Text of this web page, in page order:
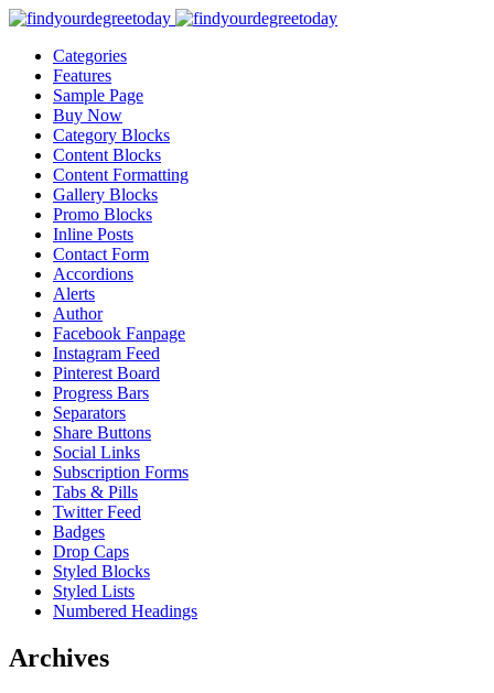
Categories
Features
Sample Page
Buy Now
Category Blocks
Content Blocks
Content Formatting
Gallery Blocks
Promo Blocks
Inline Posts
Contact Form
Accordions
Alerts
Author
Facebook Fanpage
Instagram Feed
Pinterest Board
Progress Bars
Separators
Share Buttons
Social Links
Subscription Forms
Tabs & Pills
Twitter Feed
Badges
Drop Caps
Styled Blocks
Styled Lists
Numbered Headings
Archives